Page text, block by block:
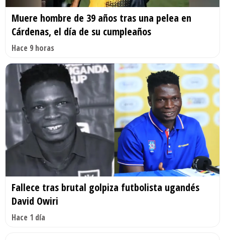
Muere hombre de 39 años tras una pelea en
Cárdenas, el día de su cumpleaños
Hace 9 horas
Fallece tras brutal golpiza futbolista ugandés
David Owiri
Hace 1 día